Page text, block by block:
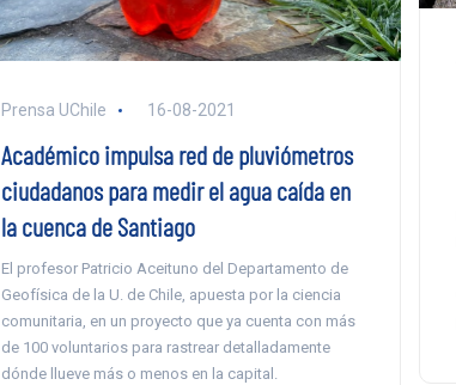
Prensa UChile 16-08-2021
Académico impulsa red de pluviómetros
ciudadanos para medir el agua caída en
la cuenca de Santiago
El profesor Patricio Aceituno del Departamento de
Geofísica de la U. de Chile, apuesta por la ciencia
comunitaria, en un proyecto que ya cuenta con más
de 100 voluntarios para rastrear detalladamente
dónde llueve más o menos en la capital.